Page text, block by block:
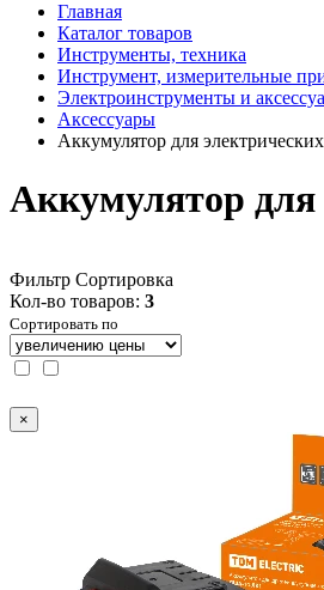
Главная
Каталог товаров
Инструменты, техника
Инструмент, измерительные
Электроинструменты и
Аксессуары
Аккумулятор для
Аккумулятор для
Фильтр Сортировка
Кол-во товаров: 3
Сортировать по
×